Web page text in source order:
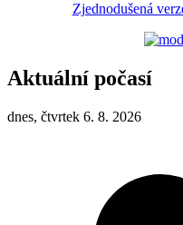
Zjednodušená
Aktuální počasí
dnes, čtvrtek 6. 8. 2026